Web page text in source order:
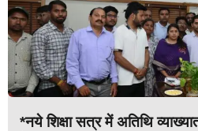
*नये शिक्षा सत्र में अतिथि